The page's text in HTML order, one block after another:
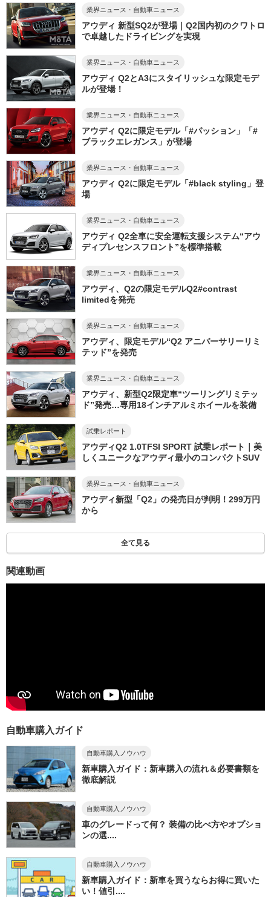
業界ニュース・自動車ニュース
アウディ 新型SQ2が登場｜Q2国内初のクワトロ
で卓越したドライビングを実現
業界ニュース・自動車ニュース
アウディ Q2とA3にスタイリッシュな限定モデ
ルが登場！
業界ニュース・自動車ニュース
アウディ Q2に限定モデル「#パッション」「#
ブラックエレガンス」が登場
業界ニュース・自動車ニュース
アウディ Q2に限定モデル「#black styling」登
場
業界ニュース・自動車ニュース
アウディ Q2全車に安全運転支援システム“アウ
ディプレセンスフロント”を標準搭載
業界ニュース・自動車ニュース
アウディ、Q2の限定モデルQ2#contrast
limitedを発売
業界ニュース・自動車ニュース
アウディ、限定モデル“Q2 アニバーサリーリミ
テッド”を発売
業界ニュース・自動車ニュース
アウディ、新型Q2限定車“ツーリングリミテッ
ド”発売…専用18インチアルミホイールを装備
試乗レポート
アウディQ2 1.0TFSI SPORT 試乗レポート｜美
しくユニークなアウディ最小のコンパクトSUV
業界ニュース・自動車ニュース
アウディ新型「Q2」の発売日が判明！299万円
から
全て見る
関連動画
自動車購入ガイド
自動車購入ノウハウ
新車購入ガイド：新車購入の流れ＆必要書類を
徹底解説
自動車購入ノウハウ
車のグレードって何？ 装備の比べ方やオプショ
ンの選....
自動車購入ノウハウ
新車購入ガイド：新車を買うならお得に買いた
い！値引....